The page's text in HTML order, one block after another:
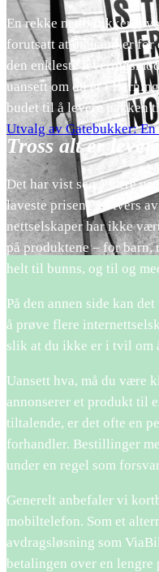
Utvalg av Gatebukker:
En rekke nettbutikker
forutsatt at du handler for
den enkleste
uansett om du er i
budet til å levere pakken
Tross alt er
Det har vist seg å være
laveste prisene på tvers
nettselskaper har ikke
på produktene – for barn,
helt til bunns, og til og
På den annen side kan
å prøve flere
slik at du ikke er i tvil om
Uansett hva, må du være
annonserer et produkt til
tiltalende, er det ofte en
forhandler. Bestillinger
under en regel som
Generelt anbefaler vi
mobiltelefon. Som et
avdragsløsning som
betalingen over en lengre